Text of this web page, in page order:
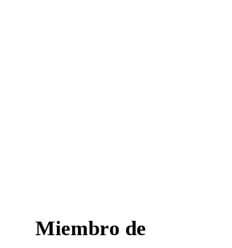
Miembro de